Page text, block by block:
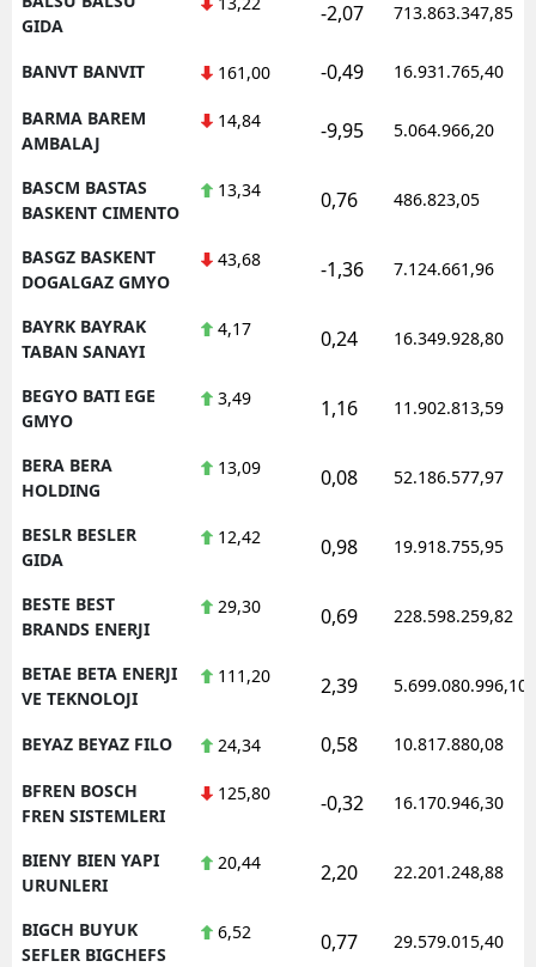
GIDA
-2,07 713.863.347,85
BANVT BANVIT 161,00 -0,49 16.931.765,40
BARMA BAREM
AMBALAJ
14,84 -9,95 5.064.966,20
BASCM BASTAS
BASKENT CIMENTO
13,34 0,76 486.823,05
BASGZ BASKENT
DOGALGAZ GMYO
43,68 -1,36 7.124.661,96
BAYRK BAYRAK
TABAN SANAYI
4,17 0,24 16.349.928,80
BEGYO BATI EGE
GMYO
3,49 1,16 11.902.813,59
BERA BERA
HOLDING
13,09 0,08 52.186.577,97
BESLR BESLER
GIDA
12,42 0,98 19.918.755,95
BESTE BEST
BRANDS ENERJI
29,30 0,69 228.598.259,82
BETAE BETA ENERJI
VE TEKNOLOJI
111,20 2,39 5.699.080.996,10
BEYAZ BEYAZ FILO 24,34 0,58 10.817.880,08
BFREN BOSCH
FREN SISTEMLERI
125,80 -0,32 16.170.946,30
BIENY BIEN YAPI
URUNLERI
20,44 2,20 22.201.248,88
BIGCH BUYUK
SEFLER BIGCHEFS
6,52 0,77 29.579.015,40